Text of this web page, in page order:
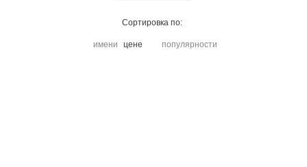
Сортировка по:
имени цене популярности